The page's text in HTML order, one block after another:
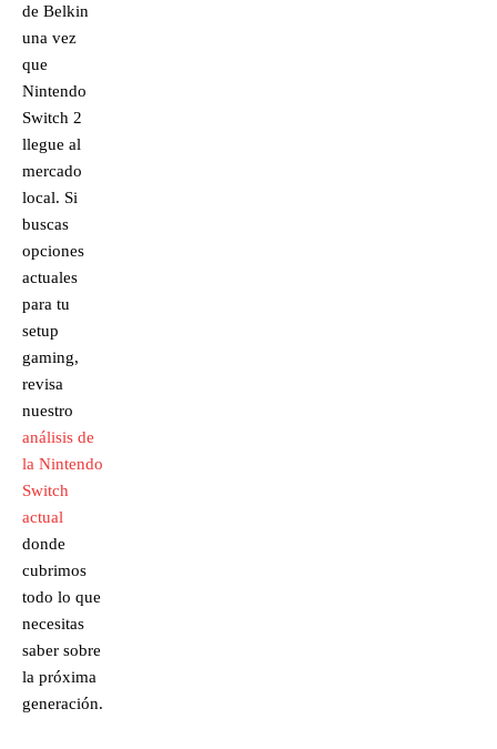
de Belkin
una vez
que
Nintendo
Switch 2
llegue al
mercado
local. Si
buscas
opciones
actuales
para tu
setup
gaming,
revisa
nuestro
análisis de
la Nintendo
Switch
actual
donde
cubrimos
todo lo que
necesitas
saber sobre
la próxima
generación.